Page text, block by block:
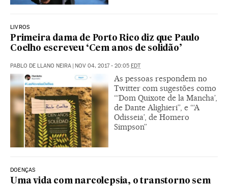
LIVROS
Primeira dama de Porto Rico diz que Paulo
Coelho escreveu ‘Cem anos de solidão’
PABLO DE LLANO NEIRA | NOV 04, 2017 - 20:05 EDT
As pessoas respondem no
Twitter com sugestões como
“‘Dom Quixote de la Mancha’,
de Dante Alighieri”, e “‘A
Odisseia’, de Homero
Simpson”
DOENÇAS
Uma vida com narcolepsia, o transtorno sem